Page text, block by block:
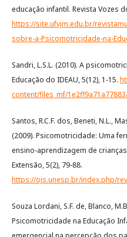
educação infantil. Revista Vozes
https://site.ufvjm.edu.br/
sobre-a-Psicomotricidade-na-
Sandri, L.S.L. (2010). A
Educação do IDEAU, 5(12), 1-15.
content/files_mf/
Santos, R.C.F. dos, Beneti, N.L.,
(2009). Psicomotricidade: Uma
ensino-aprendizagem de
Extensão, 5(2), 79-88.
https://ojs.unesp.br/index.php/
Souza Lordani, S.F. de, Blanco,
Psicomotricidade na Educação